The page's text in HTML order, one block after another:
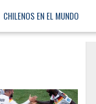
CHILENOS EN EL MUNDO